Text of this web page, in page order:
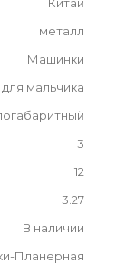
металл
Машинки
для мальчика
3
12
3.27
В наличии
Планерная